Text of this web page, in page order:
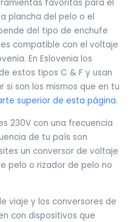
favoritas para el
plancha del pelo o el
del tipo de enchufe
compatible con el voltaje
En Eslovenia los
estos tipos C & F y usan
si son los mismos que en tu
superior de esta página.
230V con una frecuencia
de tu país son
un conversor de voltaje
pelo o rizador de pelo no
viaje y los conversores de
con dispositivos que